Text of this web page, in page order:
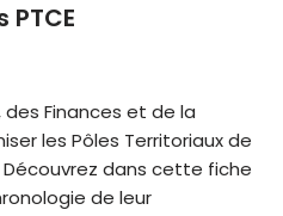
des Finances et de la
les Pôles Territoriaux de
dans cette fiche
de leur